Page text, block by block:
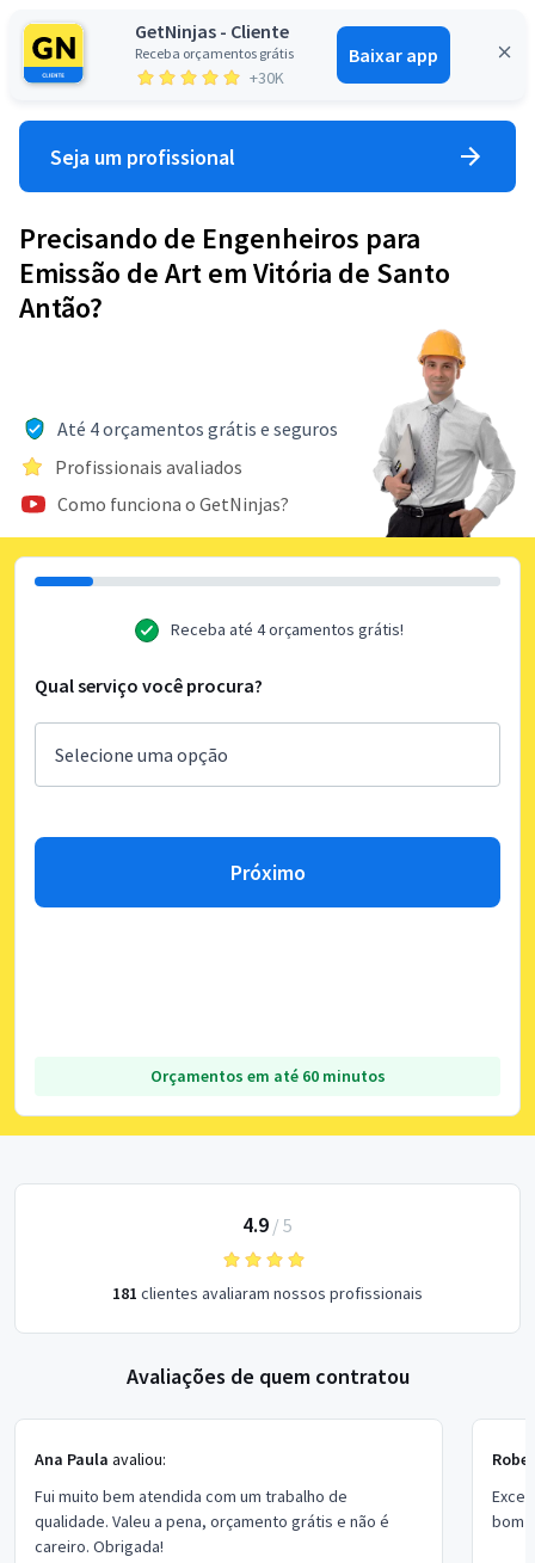
GetNinjas - Cliente
Receba orçamentos grátis
+30K
Baixar app
Entrar
Seja um profissional
Precisando de Engenheiros para
Emissão de Art em Vitória de Santo
Antão?
Até 4 orçamentos grátis e seguros
Profissionais avaliados
Como funciona o GetNinjas?
Receba até 4 orçamentos grátis!
Qual serviço você procura?
Próximo
Orçamentos em até 60 minutos
4.9 / 5
181 clientes avaliaram nossos profissionais
Avaliações de quem contratou
Ana Paula avaliou:
Fui muito bem atendida com um trabalho de
qualidade. Valeu a pena, orçamento grátis e não é
careiro. Obrigada!
bom